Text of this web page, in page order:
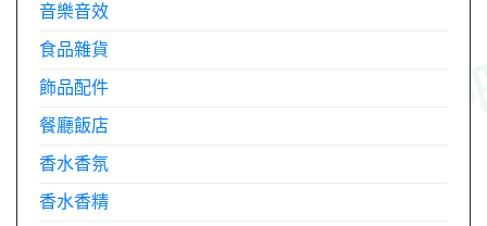
音樂音效
食品雜貨
飾品配件
餐廳飯店
香水香氛
香水香精